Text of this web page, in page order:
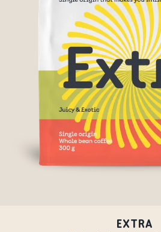
EXTRA